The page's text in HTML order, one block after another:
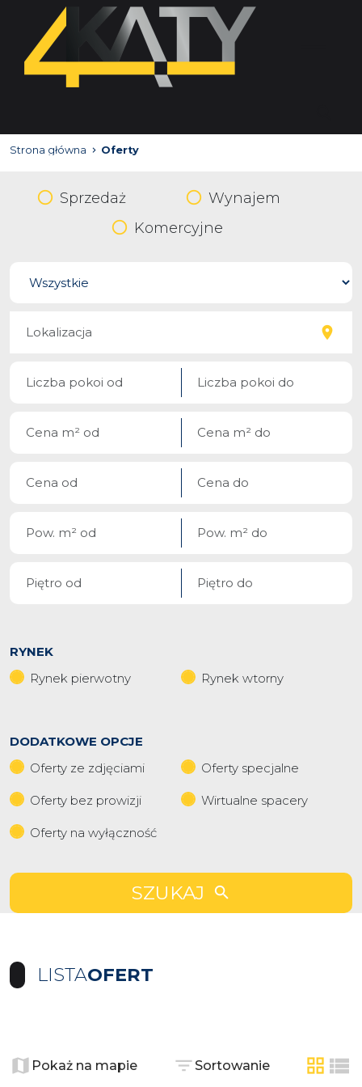
Strona główna Oferty
Sprzedaż
Wynajem
Komercyjne
RYNEK
Rynek pierwotny
Rynek wtorny
DODATKOWE OPCJE
Oferty ze zdjęciami
Oferty specjalne
Oferty bez prowizji Wirtualne spacery
Oferty na wyłączność
SZUKAJ
LISTAOFERT
−
Pokaż na mapie Sortowanie
tabela